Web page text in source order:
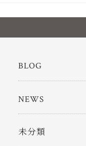
BLOG
NEWS
未分類